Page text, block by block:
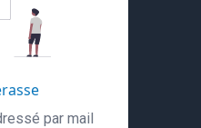
par mail